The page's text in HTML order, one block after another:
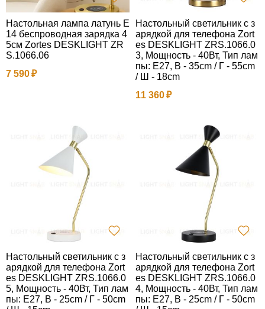
Настольная лампа латунь E
14 беспроводная зарядка 4
5см Zortes DESKLIGHT ZR
S.1066.06
7 590
Настольный светильник с з
арядкой для телефона Zort
es DESKLIGHT ZRS.1066.0
3, Мощность - 40Вт, Тип лам
пы: E27, В - 35cm / Г - 55cm
/ Ш - 18cm
11 360
Настольный светильник с з
арядкой для телефона Zort
es DESKLIGHT ZRS.1066.0
5, Мощность - 40Вт, Тип лам
пы: E27, В - 25cm / Г - 50cm
Настольный светильник с з
арядкой для телефона Zort
es DESKLIGHT ZRS.1066.0
4, Мощность - 40Вт, Тип лам
пы: E27, В - 25cm / Г - 50cm